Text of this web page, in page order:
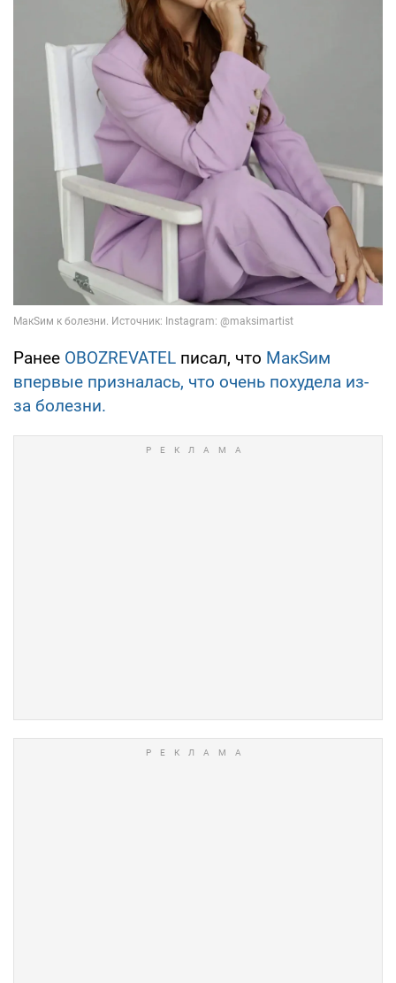
Ранее OBOZREVATEL писал, что МакSим
впервые призналась, что очень похудела из-
за болезни.